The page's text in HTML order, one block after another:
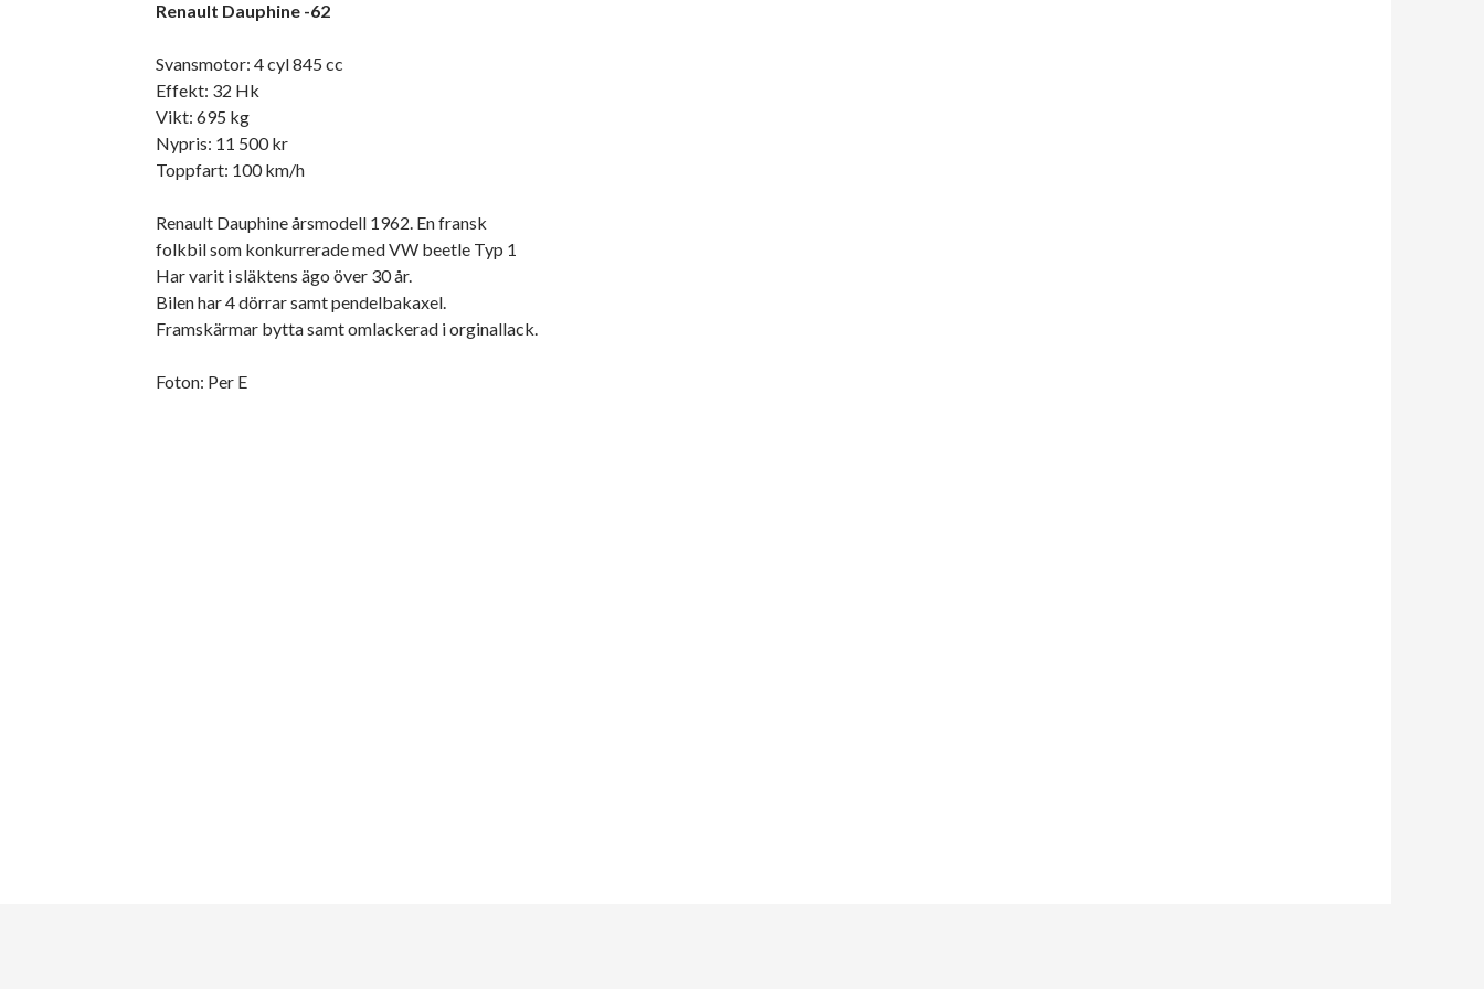
Renault Dauphine -62
Svansmotor: 4 cyl 845 cc
Effekt: 32 Hk
Vikt: 695 kg
Nypris: 11 500 kr
Toppfart: 100 km/h
Renault Dauphine årsmodell 1962. En fransk
folkbil som konkurrerade med VW beetle Typ 1
Har varit i släktens ägo över 30 år.
Bilen har 4 dörrar samt pendelbakaxel.
Framskärmar bytta samt omlackerad i orginallack.
Foton: Per E